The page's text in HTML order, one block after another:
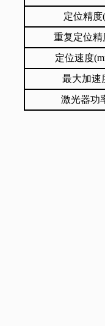
定位精度
重复定位精
定位速度
最大加速
激光器功